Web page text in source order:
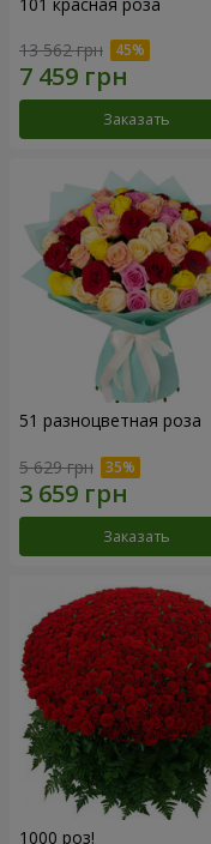
13 562 грн
Заказать
51 разноцветная роза
5 629 грн
Заказать
1000 роз!